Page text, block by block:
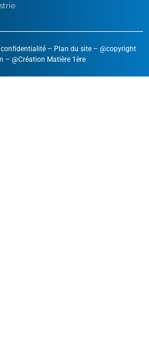
– Plan du site– @copyright
– @Création Matière 1ère